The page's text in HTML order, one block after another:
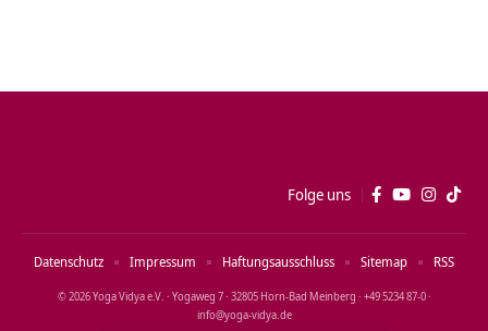
Folge uns
© 2026 Yoga Vidya e.V. · Yogaweg 7 · 32805 Horn‑Bad Meinberg · +49 5234 87‑0 ·
info@yoga‑vidya.de
Datenschutz Impressum Haftungsausschluss Sitemap RSS